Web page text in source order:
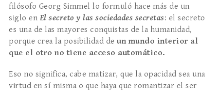
filósofo Georg Simmel lo formuló hace más de un
siglo en El secreto y las sociedades secretas: el secreto
es una de las mayores conquistas de la humanidad,
porque crea la posibilidad de un mundo interior al
que el otro no tiene acceso automático.
Eso no significa, cabe matizar, que la opacidad sea una
virtud en sí misma o que haya que romantizar el ser